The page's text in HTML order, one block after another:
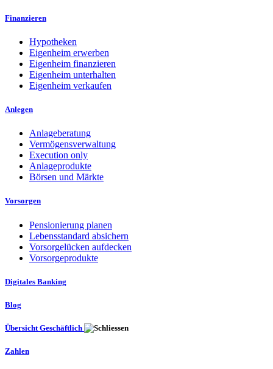
Finanzieren
Hypotheken
Eigenheim erwerben
Eigenheim finanzieren
Eigenheim unterhalten
Eigenheim verkaufen
Anlegen
Anlageberatung
Vermögensverwaltung
Execution only
Anlageprodukte
Börsen und Märkte
Vorsorgen
Pensionierung planen
Lebensstandard absichern
Vorsorgelücken aufdecken
Vorsorgeprodukte
Digitales Banking
Blog
Übersicht Geschäftlich
Zahlen